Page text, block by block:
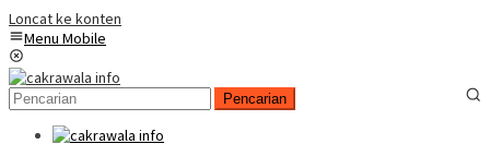
Loncat ke konten
Menu Mobile
Pencarian